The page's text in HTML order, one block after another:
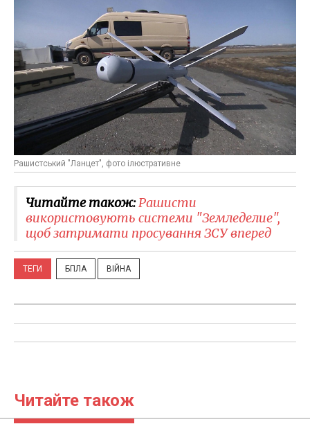
Рашистський "Ланцет", фото ілюстративне
Читайте також:Рашисти
використовують системи "Земледелие",
щоб затримати просування ЗСУ вперед
ТЕГИ БПЛА ВІЙНА
Читайте також